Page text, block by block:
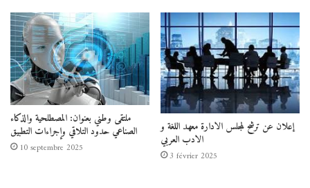
ملتقى وطني بعنوان: المصطلحية والذكاء
الصناعي حدود التلاقي وإجراءات التطبيق
10 septembre 2025
إعلان عن ترشح لمجلس الادارة معهد اللغة و
الادب العربي
3 février 2025